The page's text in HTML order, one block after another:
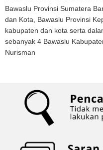
Bawaslu Provinsi Sumatera
dan Kota, Bawaslu Provinsi
kabupaten dan kota serta
sebanyak 4 Bawaslu
Nurisman